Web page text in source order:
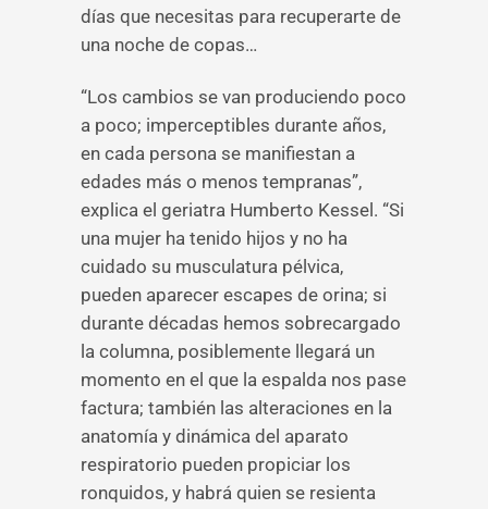
días que necesitas para recuperarte de
una noche de copas…
“Los cambios se van produciendo poco
a poco; imperceptibles durante años,
en cada persona se manifiestan a
edades más o menos tempranas”,
explica el geriatra Humberto Kessel. “Si
una mujer ha tenido hijos y no ha
cuidado su musculatura pélvica,
pueden aparecer escapes de orina; si
durante décadas hemos sobrecargado
la columna, posiblemente llegará un
momento en el que la espalda nos pase
factura; también las alteraciones en la
anatomía y dinámica del aparato
respiratorio pueden propiciar los
ronquidos, y habrá quien se resienta